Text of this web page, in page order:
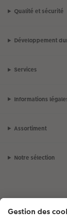
Qualité et sécurité
Développement
Services
Informations
Assortiment
Notre sélection